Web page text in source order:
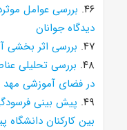
۴۶. بررسی عوامل
دیدگاه جوانان
۴۷. بررسی اثر بخشی
۴۸. بررسی تحلیلی
در فضای آموزشی
۴۹. پیش بینی
بین کارکنان دانشگاه